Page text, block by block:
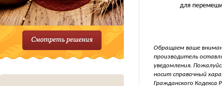
для
Обращаем ваше
производитель
уведомления.
носит справочный
Гражданского Кодекса